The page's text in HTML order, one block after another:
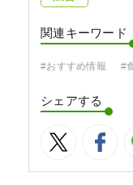
関連キーワード
#おすすめ情報 #
シェアする